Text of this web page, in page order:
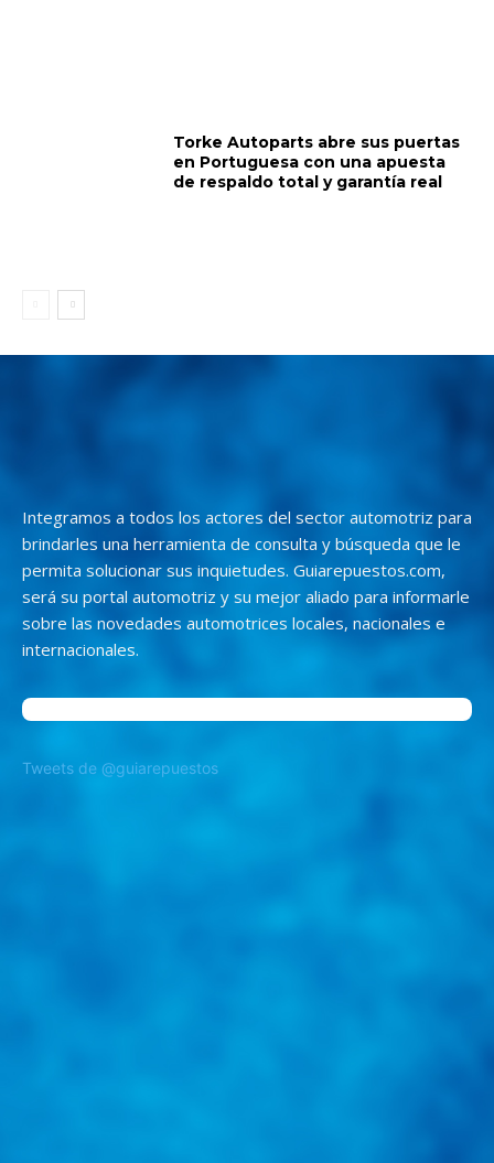
Torke Autoparts abre sus puertas
en Portuguesa con una apuesta
de respaldo total y garantía real
Integramos a todos los actores del sector automotriz para
brindarles una herramienta de consulta y búsqueda que le
permita solucionar sus inquietudes. Guiarepuestos.com,
será su portal automotriz y su mejor aliado para informarle
sobre las novedades automotrices locales, nacionales e
internacionales.
Tweets de @guiarepuestos